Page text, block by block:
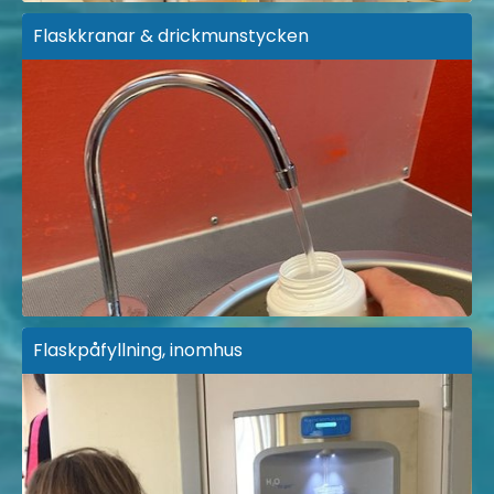
Flaskkranar & drickmunstycken
Flaskpåfyllning, inomhus